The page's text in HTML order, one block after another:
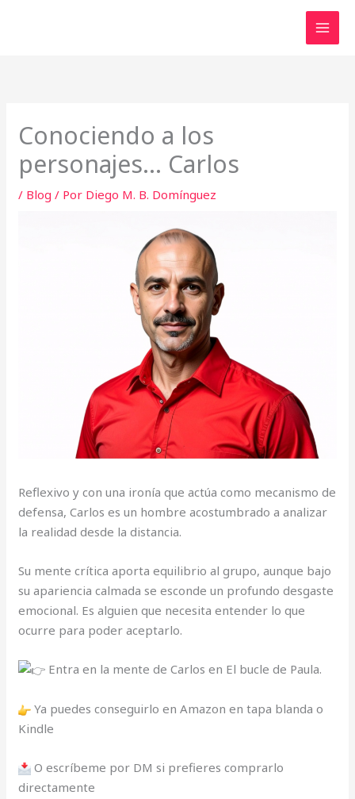
Conociendo a los
personajes… Carlos
/ Blog / Por Diego M. B. Domínguez
Reflexivo y con una ironía que actúa como mecanismo de
defensa, Carlos es un hombre acostumbrado a analizar
la realidad desde la distancia.
Su mente crítica aporta equilibrio al grupo, aunque bajo
su apariencia calmada se esconde un profundo desgaste
emocional. Es alguien que necesita entender lo que
ocurre para poder aceptarlo.
Entra en la mente de Carlos en El bucle de Paula.
Ya puedes conseguirlo en Amazon en tapa blanda o
Kindle
O escríbeme por DM si prefieres comprarlo
directamente